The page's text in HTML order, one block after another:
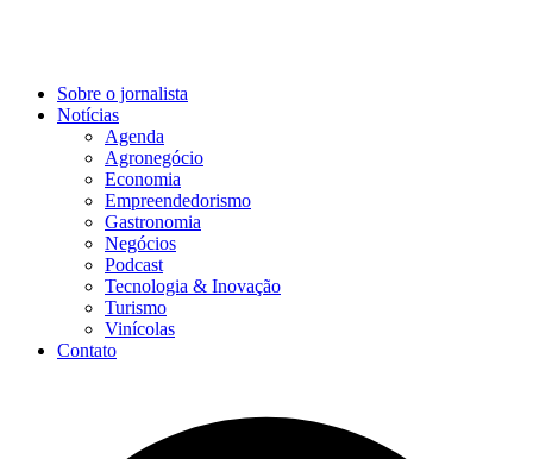
Sobre o jornalista
Notícias
Agenda
Agronegócio
Economia
Empreendedorismo
Gastronomia
Negócios
Podcast
Tecnologia & Inovação
Turismo
Vinícolas
Contato